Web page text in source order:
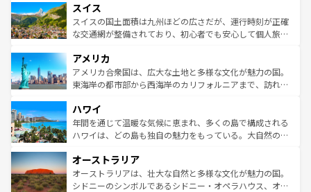
れる地方に足を運ぶとそれぞれで全く異なる文化を体験で
きるだろう。 なお、新着のフランス情報はコンテンツ一覧
を参照してほしい。
は、お酒好きな人にはぜひ体験してほしい。 なお、新着の
ドイツ情報はコンテンツ一覧を参照してほしい。
リアごとに異なる魅力がある。また、優雅なアフタヌーン
ティー、ビール好きにはたまらない英国パブ、サッカー観
戦など、本場だからこそできる体験も豊富。イギリスを旅
ンツ一覧を参照してほしい。
スイス
スイスの国土面積は九州ほどの広さだが、運行時刻が正確
な交通網が整備されており、初心者でも安心して個人旅行
の建物がそのまま残る町や、スイスならではのユニークな
博物館もあり、アルプス観光だけでなく町歩きも満喫する
ことができる。国民の所得が高いため物価も高いが、旅行
ば市内交通費無料で観光を楽しむこともできる。 なお、新
着のスイス情報はコンテンツ一覧 を参照してほしい。
アメリカ
アメリカ合衆国は、広大な土地と多様な文化が魅力の国。
東海岸の都市部から西海岸のカリフォルニアまで、訪れる
のような巨大都市は、観光、ショッピング、エンターテイ
ンメントが詰まった刺激的なスポットだ。一方、アメリカ
西部には大自然が広がり、グランドキャニオンやイエロー
部のニューオーリンズでは、音楽と美食が融合した独特の
文化が魅力。旅行者はアメリカの各地域で異なる魅力を楽
しみながら、その多様性と豊かな歴史を感じることができ
ハワイ
年間を通じて温暖な気候に恵まれ、多くの島で構成される
ハワイは、どの島も独自の魅力をもっている。大自然の神
ワイ島は見逃せない。また、定番の観光地といえばオアフ
島だが、静かな自然を求めるならマウイ島やカウアイ島が
おすすめ。エメラルドグリーンに輝く海をはじめ、豊かな
オーストラリア
オーストラリアは、壮大な自然と多様な文化が魅力の国。
シドニーのシンボルであるシドニー・オペラハウス、オー